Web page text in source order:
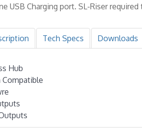
USB Charging port. SL-Riser
Tech Specs Downloads
Hub